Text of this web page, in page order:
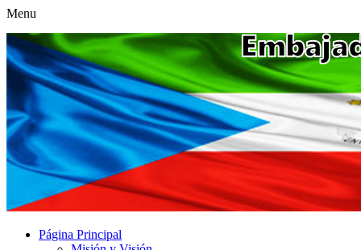
Menu
Página Principal